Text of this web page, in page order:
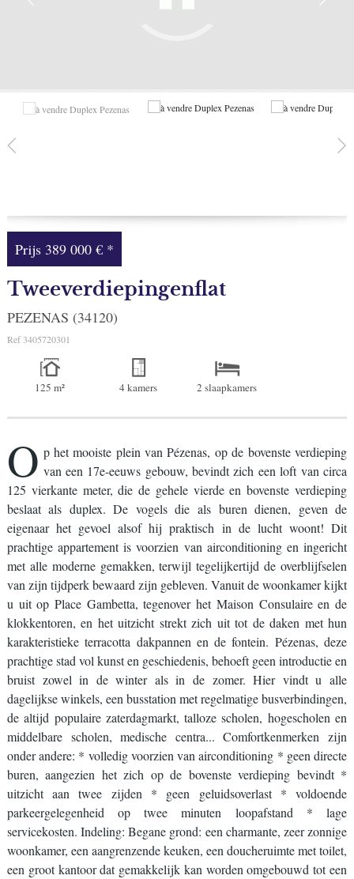
Prijs389 000 € *
Tweeverdiepingenflat
PEZENAS (34120)
Ref 3405720301
125 m² 4 kamers 2 slaapkamers
O p het mooiste plein van Pézenas, op de bovenste verdieping
van een 17e-eeuws gebouw, bevindt zich een loft van circa
125 vierkante meter, die de gehele vierde en bovenste verdieping
beslaat als duplex. De vogels die als buren dienen, geven de
eigenaar het gevoel alsof hij praktisch in de lucht woont! Dit
prachtige appartement is voorzien van airconditioning en ingericht
met alle moderne gemakken, terwijl tegelijkertijd de overblijfselen
van zijn tijdperk bewaard zijn gebleven. Vanuit de woonkamer kijkt
u uit op Place Gambetta, tegenover het Maison Consulaire en de
klokkentoren, en het uitzicht strekt zich uit tot de daken met hun
karakteristieke terracotta dakpannen en de fontein. Pézenas, deze
prachtige stad vol kunst en geschiedenis, behoeft geen introductie en
bruist zowel in de winter als in de zomer. Hier vindt u alle
dagelijkse winkels, een busstation met regelmatige busverbindingen,
de altijd populaire zaterdagmarkt, talloze scholen, hogescholen en
middelbare scholen, medische centra... Comfortkenmerken zijn
onder andere: * volledig voorzien van airconditioning * geen directe
buren, aangezien het zich op de bovenste verdieping bevindt *
uitzicht aan twee zijden * geen geluidsoverlast * voldoende
parkeergelegenheid op twee minuten loopafstand * lage
servicekosten. Indeling: Begane grond: een charmante, zeer zonnige
woonkamer, een aangrenzende keuken, een doucheruimte met toilet,
een groot kantoor dat gemakkelijk kan worden omgebouwd tot een